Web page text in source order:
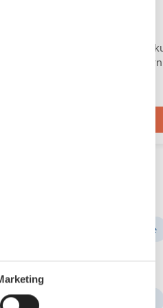
Freunden, eine große
mit mehr als 2 Schlafzimmern
Terrasse
Zinnowitz